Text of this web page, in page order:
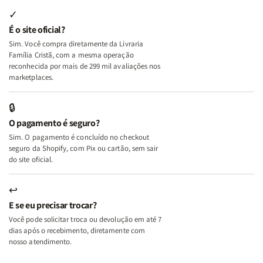
e
Deus
+
A
Mulher
Lar
+
A
Lar
✓
É o site oficial?
Sim. Você compra diretamente da Livraria
Família Cristã, com a mesma operação
reconhecida por mais de 299 mil avaliações nos
marketplaces.
🔒
O pagamento é seguro?
Sim. O pagamento é concluído no checkout
seguro da Shopify, com Pix ou cartão, sem sair
do site oficial.
↩
E se eu precisar trocar?
Você pode solicitar troca ou devolução em até 7
dias após o recebimento, diretamente com
nosso atendimento.